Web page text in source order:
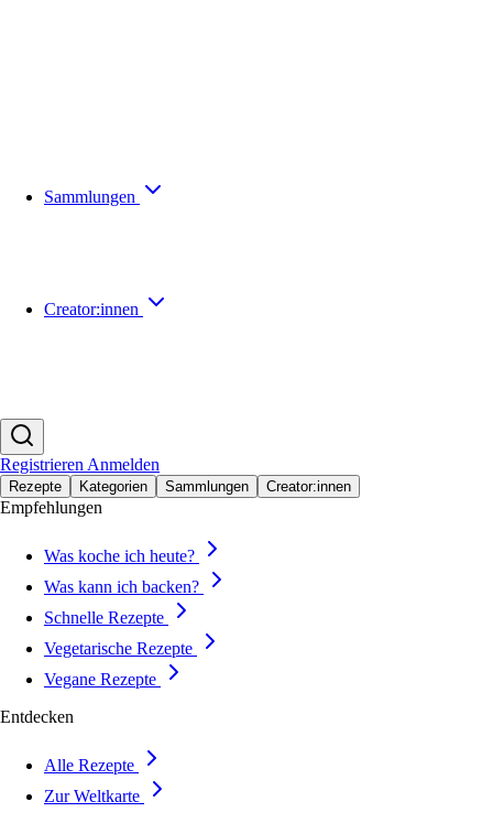
Sammlungen
Creator:innen
Registrieren Anmelden
Rezepte Kategorien Sammlungen Creator:innen
Empfehlungen
Was koche ich heute?
Was kann ich backen?
Schnelle Rezepte
Vegetarische Rezepte
Vegane Rezepte
Entdecken
Alle Rezepte
Zur Weltkarte